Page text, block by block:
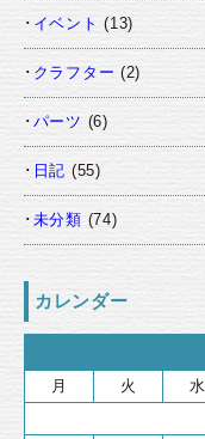
イベント (13)
クラフター (2)
パーツ (6)
日記 (55)
未分類 (74)
カレンダー
月
火 水